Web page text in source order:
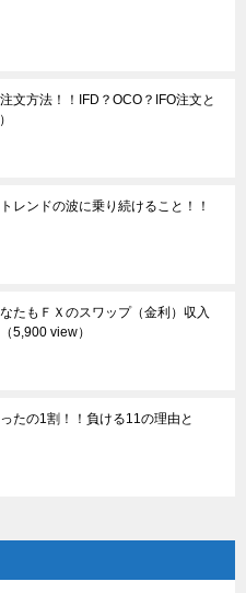
文方法！！IFD？OCO？IFO注文と
レンドの波に乗り続けること！！
たもＦＸのスワップ（金利）収入
（5,900 view）
たの1割！！負ける11の理由と